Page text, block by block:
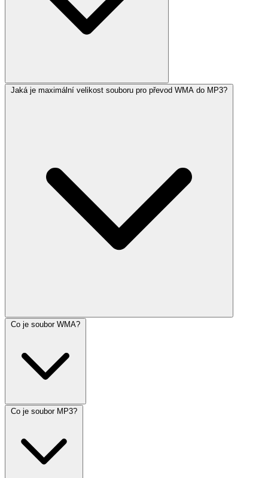
Jaká je maximální velikost souboru pro převod WMA do MP3?
Co je soubor WMA?
Co je soubor MP3?